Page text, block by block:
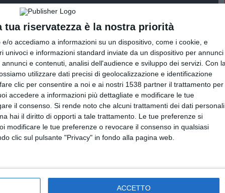
tua riservatezza è la nostra priorità
e/o accediamo a informazioni su un dispositivo, come i cookie, e
univoci e informazioni standard inviate da un dispositivo per annunci
e contenuti, analisi dell'audience e sviluppo dei servizi. Con la
utilizzare dati precisi di geolocalizzazione e identificazione
clic per consentire a noi e ai nostri 1538 partner il trattamento per
accedere a informazioni più dettagliate e modificare le tue
il consenso. Si rende noto che alcuni trattamenti dei dati personali
hai il diritto di opporti a tale trattamento. Le tue preferenze si
modificare le tue preferenze o revocare il consenso in qualsiasi
clic sul pulsante "Privacy" in fondo alla pagina web.
ACCETTO
QUESTA CARTOLINA
via Email(GRATUITO)
QUESTA CARTOLINA